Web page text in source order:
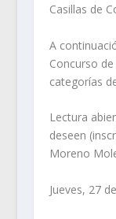
Casillas de
A
Concurso
categorías
Lectura
deseen
Moreno
Jueves, 27